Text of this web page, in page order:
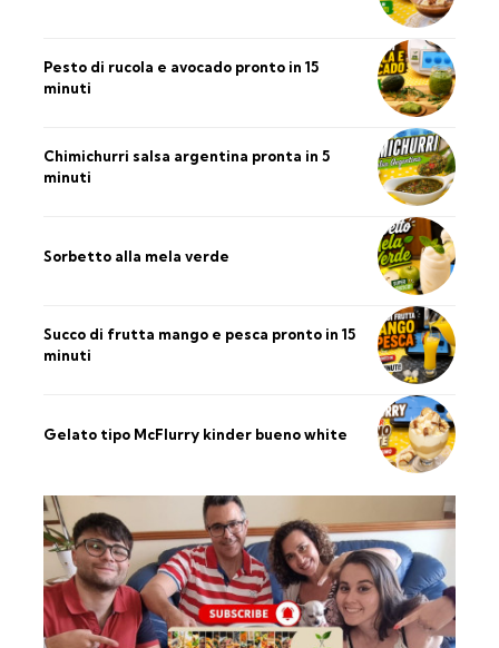
Pesto di rucola e avocado pronto in 15
minuti
Chimichurri salsa argentina pronta in 5
minuti
Sorbetto alla mela verde
Succo di frutta mango e pesca pronto in 15
minuti
Gelato tipo McFlurry kinder bueno white